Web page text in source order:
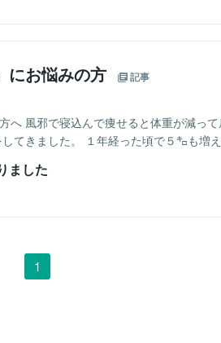
にお悩みの方 記事
風邪で寝込んで痩せると体重が減っ
てきました。 １年経った頃で５㌔も増
ました
1